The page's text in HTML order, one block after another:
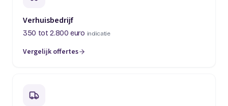
Verhuisbedrijf
350 tot 2.800 euro indicatie
Vergelijk offertes
(opent in een nieuw tabblad)